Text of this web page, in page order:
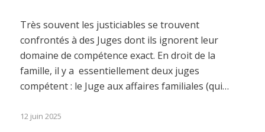
Très souvent les justiciables se trouvent
confrontés à des Juges dont ils ignorent leur
domaine de compétence exact. En droit de la
famille, il y a essentiellement deux juges
compétent : le Juge aux affaires familiales (qui…
12 juin 2025